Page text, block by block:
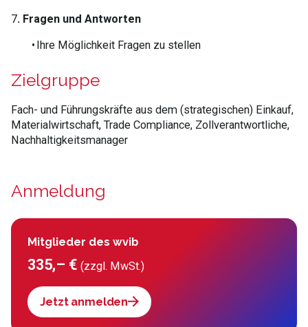
7. Fragen und Antworten
• Ihre Möglichkeit Fragen zu stellen
Zielgruppe
Fach- und Führungskräfte aus dem (strategischen) Einkauf,
Materialwirtschaft, Trade Compliance, Zollverantwortliche,
Nachhaltigkeitsmanager
Anmeldung
Mitglieder des wvib
335,– €(zzgl. MwSt.)
Jetzt anmelden